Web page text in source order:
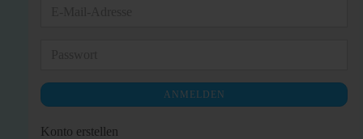
ANMELDEN
Konto erstellen